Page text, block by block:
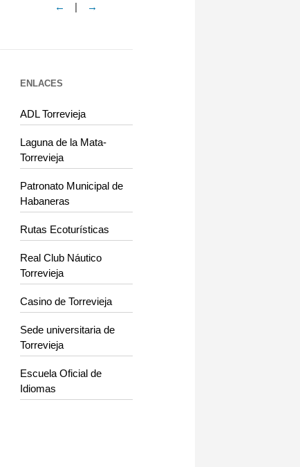
← | →
ENLACES
ADL Torrevieja
Laguna de la Mata-
Torrevieja
Patronato Municipal de
Habaneras
Rutas Ecoturísticas
Real Club Náutico
Torrevieja
Casino de Torrevieja
Sede universitaria de
Torrevieja
Escuela Oficial de
Idiomas